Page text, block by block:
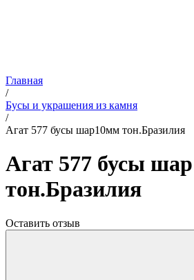
Главная
/
Бусы и украшения из камня
/
Агат 577 бусы шар10мм тон.Бразилия
Агат 577 бусы
тон.Бразилия
Оставить отзыв